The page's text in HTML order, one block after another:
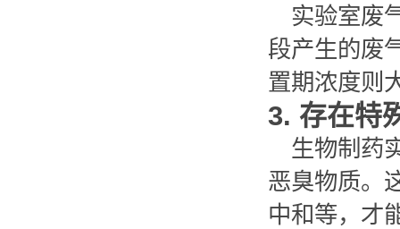
实验室废
段产生的废
置期浓度则
3. 存在特
生物制药
恶臭物质。
中和等，才